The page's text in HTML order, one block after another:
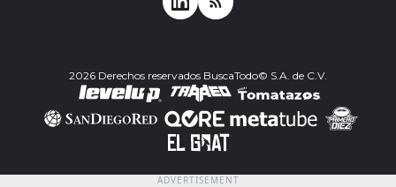
2026 Derechos reservados BuscaTodo© S.A. de C.V.